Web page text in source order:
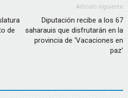
de
Artículo siguiente
Diputación recibe a los 67
saharauis que disfrutarán en la
provincia de ‘Vacaciones en
paz’